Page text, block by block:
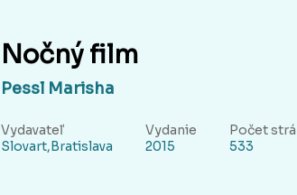
Nočný film
Pessl Marisha
Vydavateľ
Slovart,Bratislava
Vydanie
2015
Počet
533